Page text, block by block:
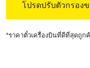
โปรดปรับตัวกรอง
*ราคาตั๋วเครื่องบินที่ดีที่สุดถู